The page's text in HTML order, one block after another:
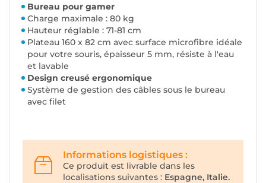
Bureau pour gamer
Charge maximale : 80 kg
Hauteur réglable : 71-81 cm
Plateau 160 x 82 cm avec surface microfibre idéale
pour votre souris, épaisseur 5 mm, résiste à l'eau
et lavable
Design creusé ergonomique
Système de gestion des câbles sous le bureau
avec filet
Informations logistiques :
Ce produit est livrable dans les
localisations suivantes : Espagne, Italie.